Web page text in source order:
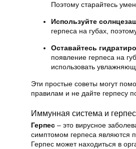
Поэтому старайтесь
Используйте
герпеса на губах,
Оставайтесь
появление герпеса на
использовать
Эти простые советы могут
правилам и не дайте герпесу
Иммунная система и герпес
Герпес – это вирусное
симптомом герпеса являются
Герпес может находиться в